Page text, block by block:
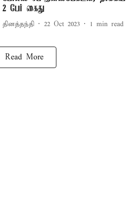
2 பேர் கைது
தினத்தந்தி 22 Oct 2023 1 min read
Read More